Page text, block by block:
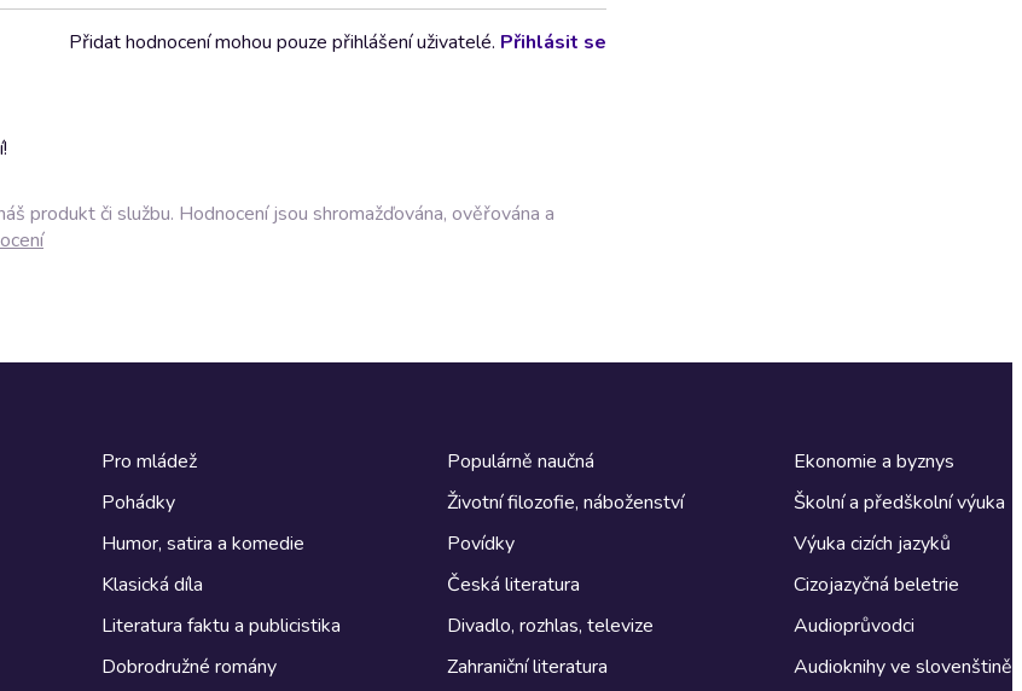
Přidat hodnocení mohou pouze přihlášení uživatelé. Přihlásit se
produkt či službu. Hodnocení jsou shromažďována, ověřována a
Pro mládež
Pohádky
Humor, satira a komedie
Klasická díla
Literatura faktu a publicistika
Dobrodružné romány
Populárně naučná
Životní filozofie, náboženství
Povídky
Česká literatura
Divadlo, rozhlas, televize
Zahraniční literatura
Ekonomie a byznys
Školní a předškolní výuka
Výuka cizích jazyků
Cizojazyčná beletrie
Audioprůvodci
Audioknihy ve slovenštině